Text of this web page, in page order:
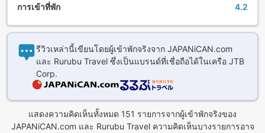
การเข้าที่พัก 4.2
รีวิวเหล่านี้เขียนโดยผู้เข้าพักจริงจาก JAPANiCAN.com
และ Rurubu Travel ซึ่งเป็นแบรนด์ที่เชื่อถือได้ในเครือ JTB
Corp.
แสดงความคิดเห็นทั้งหมด 151 รายการจากผู้เข้าพักจริงของ
JAPANiCAN.com และ Rurubu Travel ความคิดเห็นบางรายการอาจ